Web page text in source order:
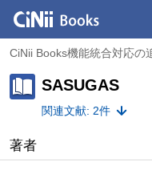
CiNii Books機能統合対応の
SASUGAS
関連文献: 2件
著者